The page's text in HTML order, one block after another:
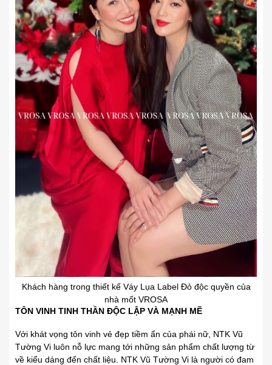
Khách hàng trong thiết kế Váy Lụa Label Đỏ độc quyền của
nhà mốt VROSA
TÔN VINH TINH THẦN ĐỘC LẬP VÀ MẠNH MẼ
Với khát vọng tôn vinh vẻ đẹp tiềm ẩn của phái nữ, NTK Vũ
Tường Vi luôn nỗ lực mang tới những sản phẩm chất lượng từ
về kiểu dáng đến chất liệu. NTK Vũ Tường Vi là người có đam